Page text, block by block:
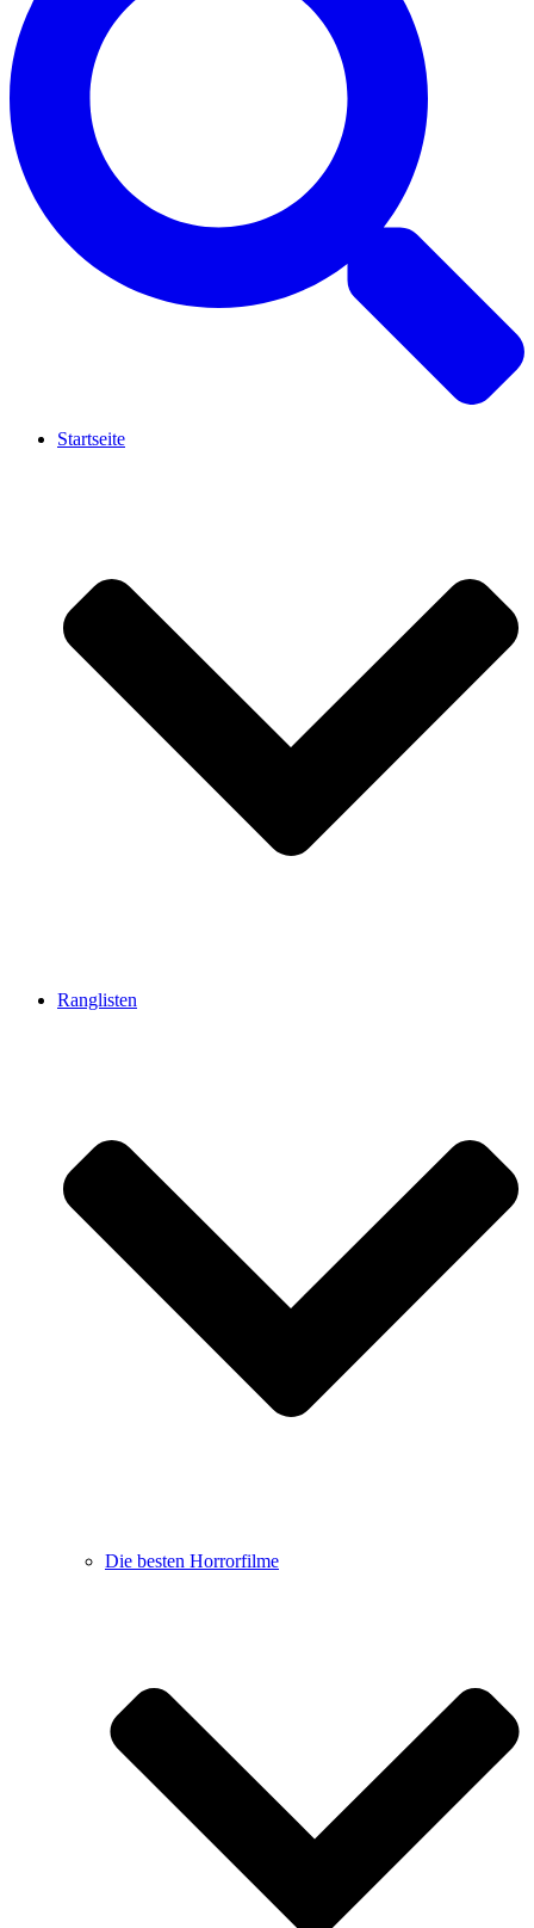
Startseite
Ranglisten
Die besten Horrorfilme